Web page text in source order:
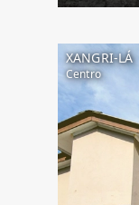
XANGRI-LÁ
Centro